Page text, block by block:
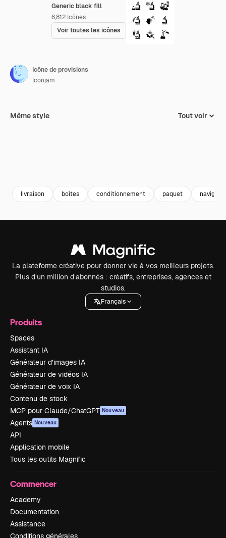
Generic black fill
6,812 Icônes
Voir toutes les icônes
Icône de provisions
Iconjam
Même style Tout voir
livraison boîtes conditionnement paquet
La plateforme créative pour donner vie à vos meilleurs projets.
Plus d’un million d’abonnés : créatifs, entreprises, agences et
studios.
Français
Produits
Spaces
Assistant IA
Générateur d’images IA
Générateur de vidéos IA
Générateur de voix IA
Contenu de stock
MCP pour Claude/ChatGPT Nouveau
Agents Nouveau
API
Application mobile
Tous les outils Magnific
Commencer
Academy
Documentation
Assistance
Conditions générales